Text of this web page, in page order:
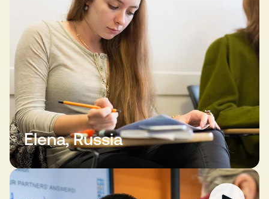
Elena, Russia